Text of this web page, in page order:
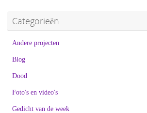
Categorieën
Andere projecten
Blog
Dood
Foto's en video's
Gedicht van de week